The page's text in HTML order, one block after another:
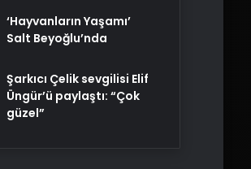
‘Hayvanların Yaşamı’
Salt Beyoğlu’nda
Şarkıcı Çelik sevgilisi Elif
Üngür’ü paylaştı: “Çok
güzel”